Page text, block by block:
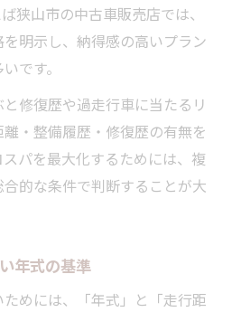
狭山市の中古車販売店では、
明示し、納得感の高いプラン
です。
修復歴や過走行車に当たるリ
・整備履歴・修復歴の有無を
パを最大化するためには、複
的な条件で判断することが大
年式の基準
めには、「年式」と「走行距